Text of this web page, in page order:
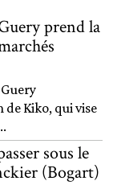
prend la
Kiko, qui vise
sous le
(Bogart)